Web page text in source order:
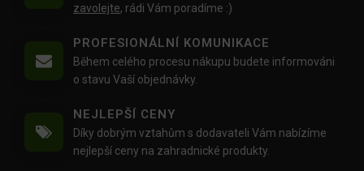
zavolejte, rádi Vám poradíme :)
PROFESIONÁLNÍ KOMUNIKACE
Během celého procesu nákupu budete informováni
o stavu Vaší objednávky.
NEJLEPŠÍ CENY
Díky dobrým vztahům s dodavateli Vám nabízíme
nejlepší ceny na zahradnické produkty.